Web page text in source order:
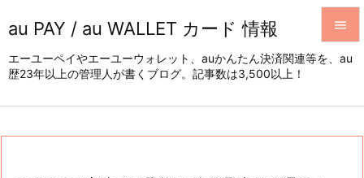
au PAY / au WALLET カード 情報
エーユーペイやエーユーウォレット、auかんたん決済関連等を、au
歴23年以上の管理人が書くブログ。記事数は3,500以上！


